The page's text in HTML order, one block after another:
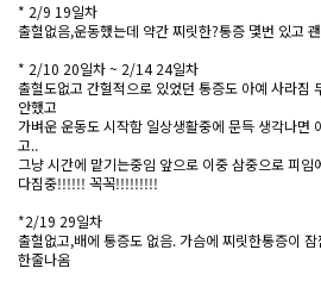
* 2/9 19일차
출혈없음,운동했는데 약간 찌릿한?통증 몇번 있고
* 2/10 20일차 ~ 2/14 24일차
출혈도없고 간헐적으로 있었던 통증도 아예 사라짐
안했고
가벼운 운동도 시작함 일상생활중에 문득 생각나면
고..
그냥 시간에 맡기는중임 앞으로 이중 삼중으로 피임
다짐중!!!!!! 꼭꼭!!!!!!!!!
*2/19 29일차
출혈없고,배에 통증도 없음. 가슴에 찌릿한통증이
한줄나옴